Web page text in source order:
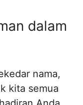
dalam
nama,
kita semua